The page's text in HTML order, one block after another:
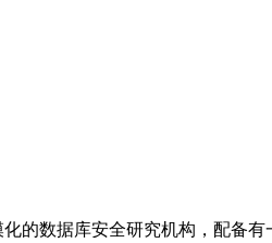
的数据库安全研究机构，配备